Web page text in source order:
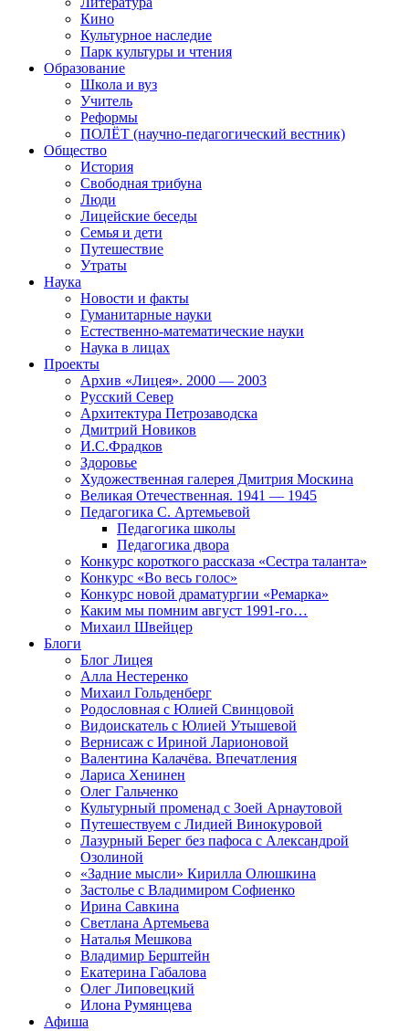
Кино
Культурное наследие
Парк культуры и чтения
Образование
Школа и вуз
Учитель
Реформы
ПОЛЁТ (научно-педагогический вестник)
Общество
История
Свободная трибуна
Люди
Лицейские беседы
Семья и дети
Путешествие
Утраты
Наука
Новости и факты
Гуманитарные науки
Естественно-математические науки
Наука в лицах
Проекты
Архив «Лицея». 2000 — 2003
Русский Север
Архитектура Петрозаводска
Дмитрий Новиков
И.С.Фрадков
Здоровье
Художественная галерея Дмитрия Москина
Великая Отечественная. 1941 — 1945
Педагогика С. Артемьевой
Педагогика школы
Педагогика двора
Конкурс короткого рассказа «Сестра таланта»
Конкурс «Во весь голос»
Конкурс новой драматургии «Ремарка»
Каким мы помним август 1991-го…
Михаил Швейцер
Блоги
Блог Лицея
Алла Нестеренко
Михаил Гольденберг
Родословная с Юлией Свинцовой
Видоискатель с Юлией Утышевой
Вернисаж с Ириной Ларионовой
Валентина Калачёва. Впечатления
Лариса Хенинен
Олег Гальченко
Культурный променад с Зоей Арнаутовой
Путешествуем с Лидией Винокуровой
Лазурный Берег без пафоса с Александрой
Озолиной
«Задние мысли» Кирилла Олюшкина
Застолье с Владимиром Софиенко
Ирина Савкина
Светлана Артемьева
Наталья Мешкова
Владимир Берштейн
Екатерина Габалова
Олег Липовецкий
Илона Румянцева
Афиша